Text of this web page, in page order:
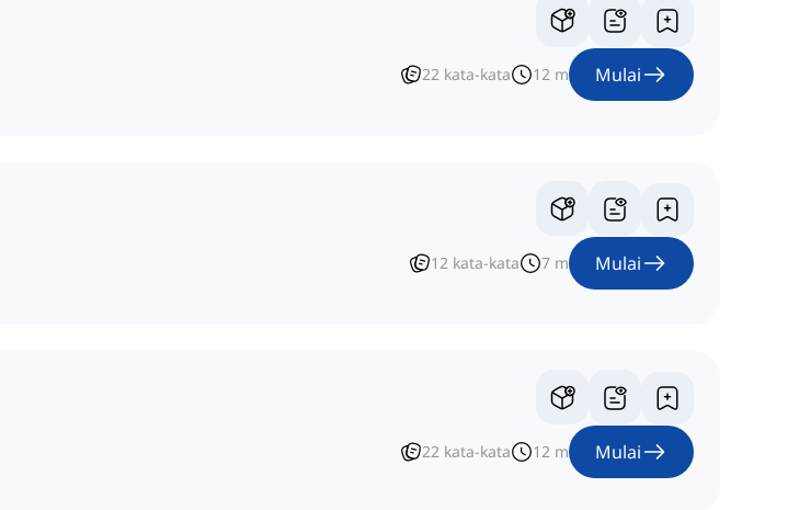
22 kata-kata 12 m Mulai
12 kata-kata 7 m Mulai
22 kata-kata 12 m Mulai